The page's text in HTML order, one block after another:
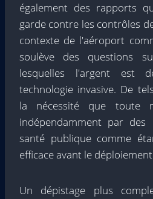
également des rapports
garde contre les contrôles
contexte de l'aéroport
soulève des questions
lesquelles l'argent est
technologie invasive. De
la nécessité que toute
indépendamment par des
santé publique comme
efficace avant le
Un dépistage plus